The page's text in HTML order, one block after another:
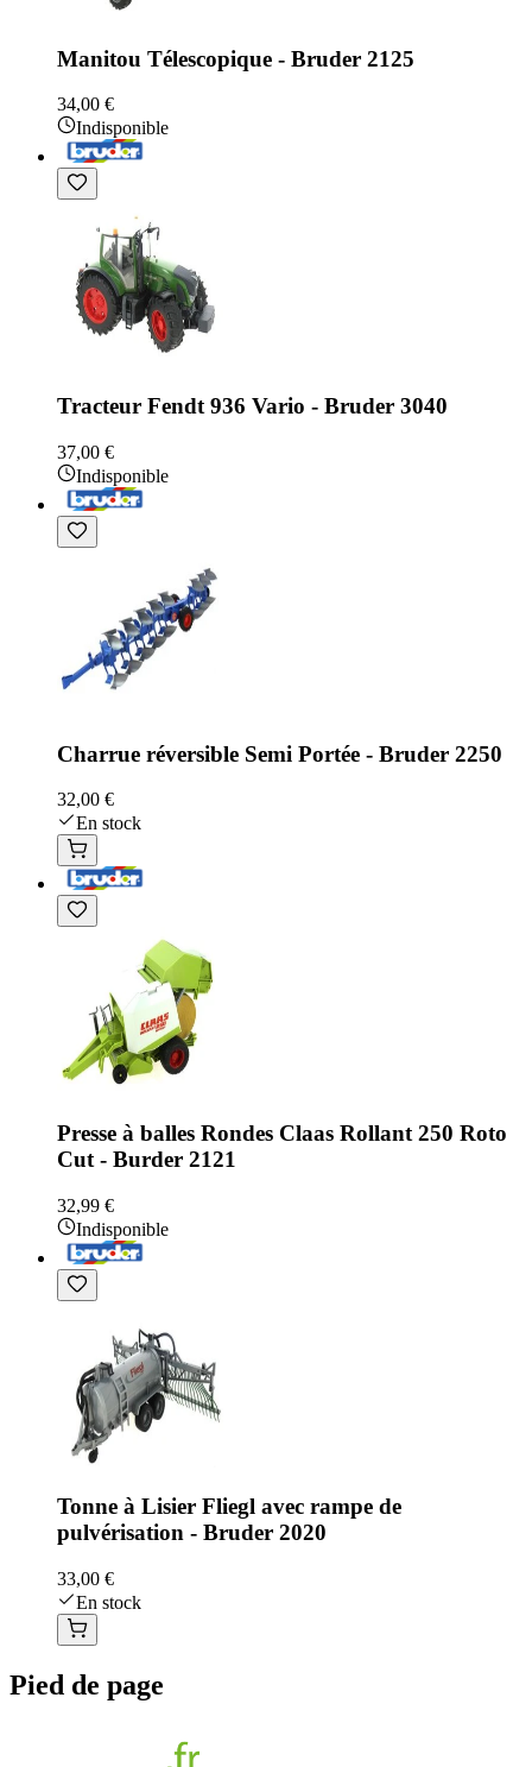
Manitou Télescopique - Bruder 2125
34,00 €
Indisponible
Tracteur Fendt 936 Vario - Bruder 3040
37,00 €
Indisponible
Charrue réversible Semi Portée - Bruder 2250
32,00 €
En stock
Presse à balles Rondes Claas Rollant 250 Roto
Cut - Burder 2121
32,99 €
Indisponible
Tonne à Lisier Fliegl avec rampe de
pulvérisation - Bruder 2020
33,00 €
En stock
Pied de page